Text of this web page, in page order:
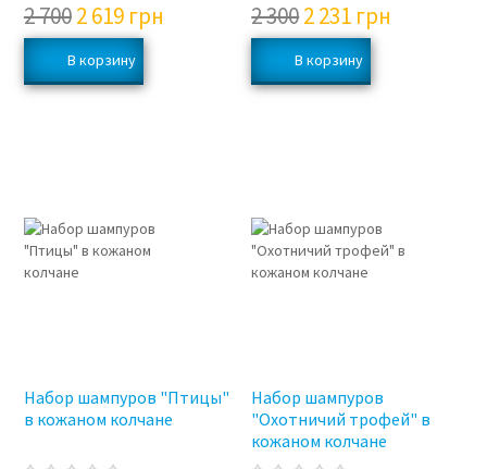
2 7002 619 грн 2 3002 231 грн
Набор шампуров "Птицы"
в кожаном колчане
Набор шампуров
"Охотничий трофей" в
кожаном колчане